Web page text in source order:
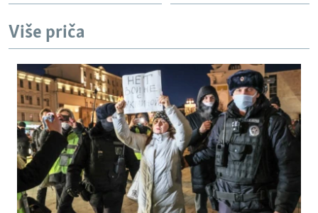
POST SCRIPTUM
MOJA EVROPA
TRI DECENIJE OD RATA U BIH
SVE KARTE DEJTONA
NASTANAK I RASPAD JUGOSLAVIJE
Više priča